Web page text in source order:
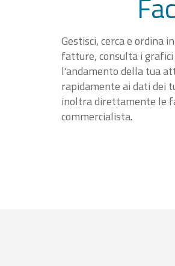
Gestisci, cerca e ordina
fatture, consulta i
l'andamento della tua
rapidamente ai dati dei
inoltra direttamente le
commercialista.